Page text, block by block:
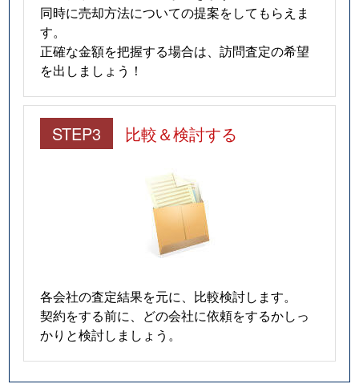
同時に売却方法についての提案をしてもらえま
す。
正確な金額を把握する場合は、訪問査定の希望
を出しましょう！
STEP3 比較＆検討する
各会社の査定結果を元に、比較検討します。
契約をする前に、どの会社に依頼をするかしっ
かりと検討しましょう。